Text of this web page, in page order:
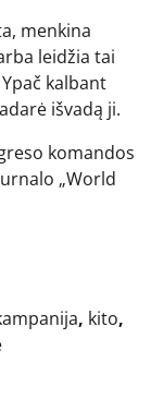
menkina
leidžia tai
kalbant
išvadą ji.
komandos
„World
, kito,